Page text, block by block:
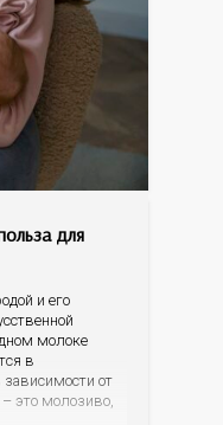
для
и его
молоке
в
зависимости от
это молозиво,